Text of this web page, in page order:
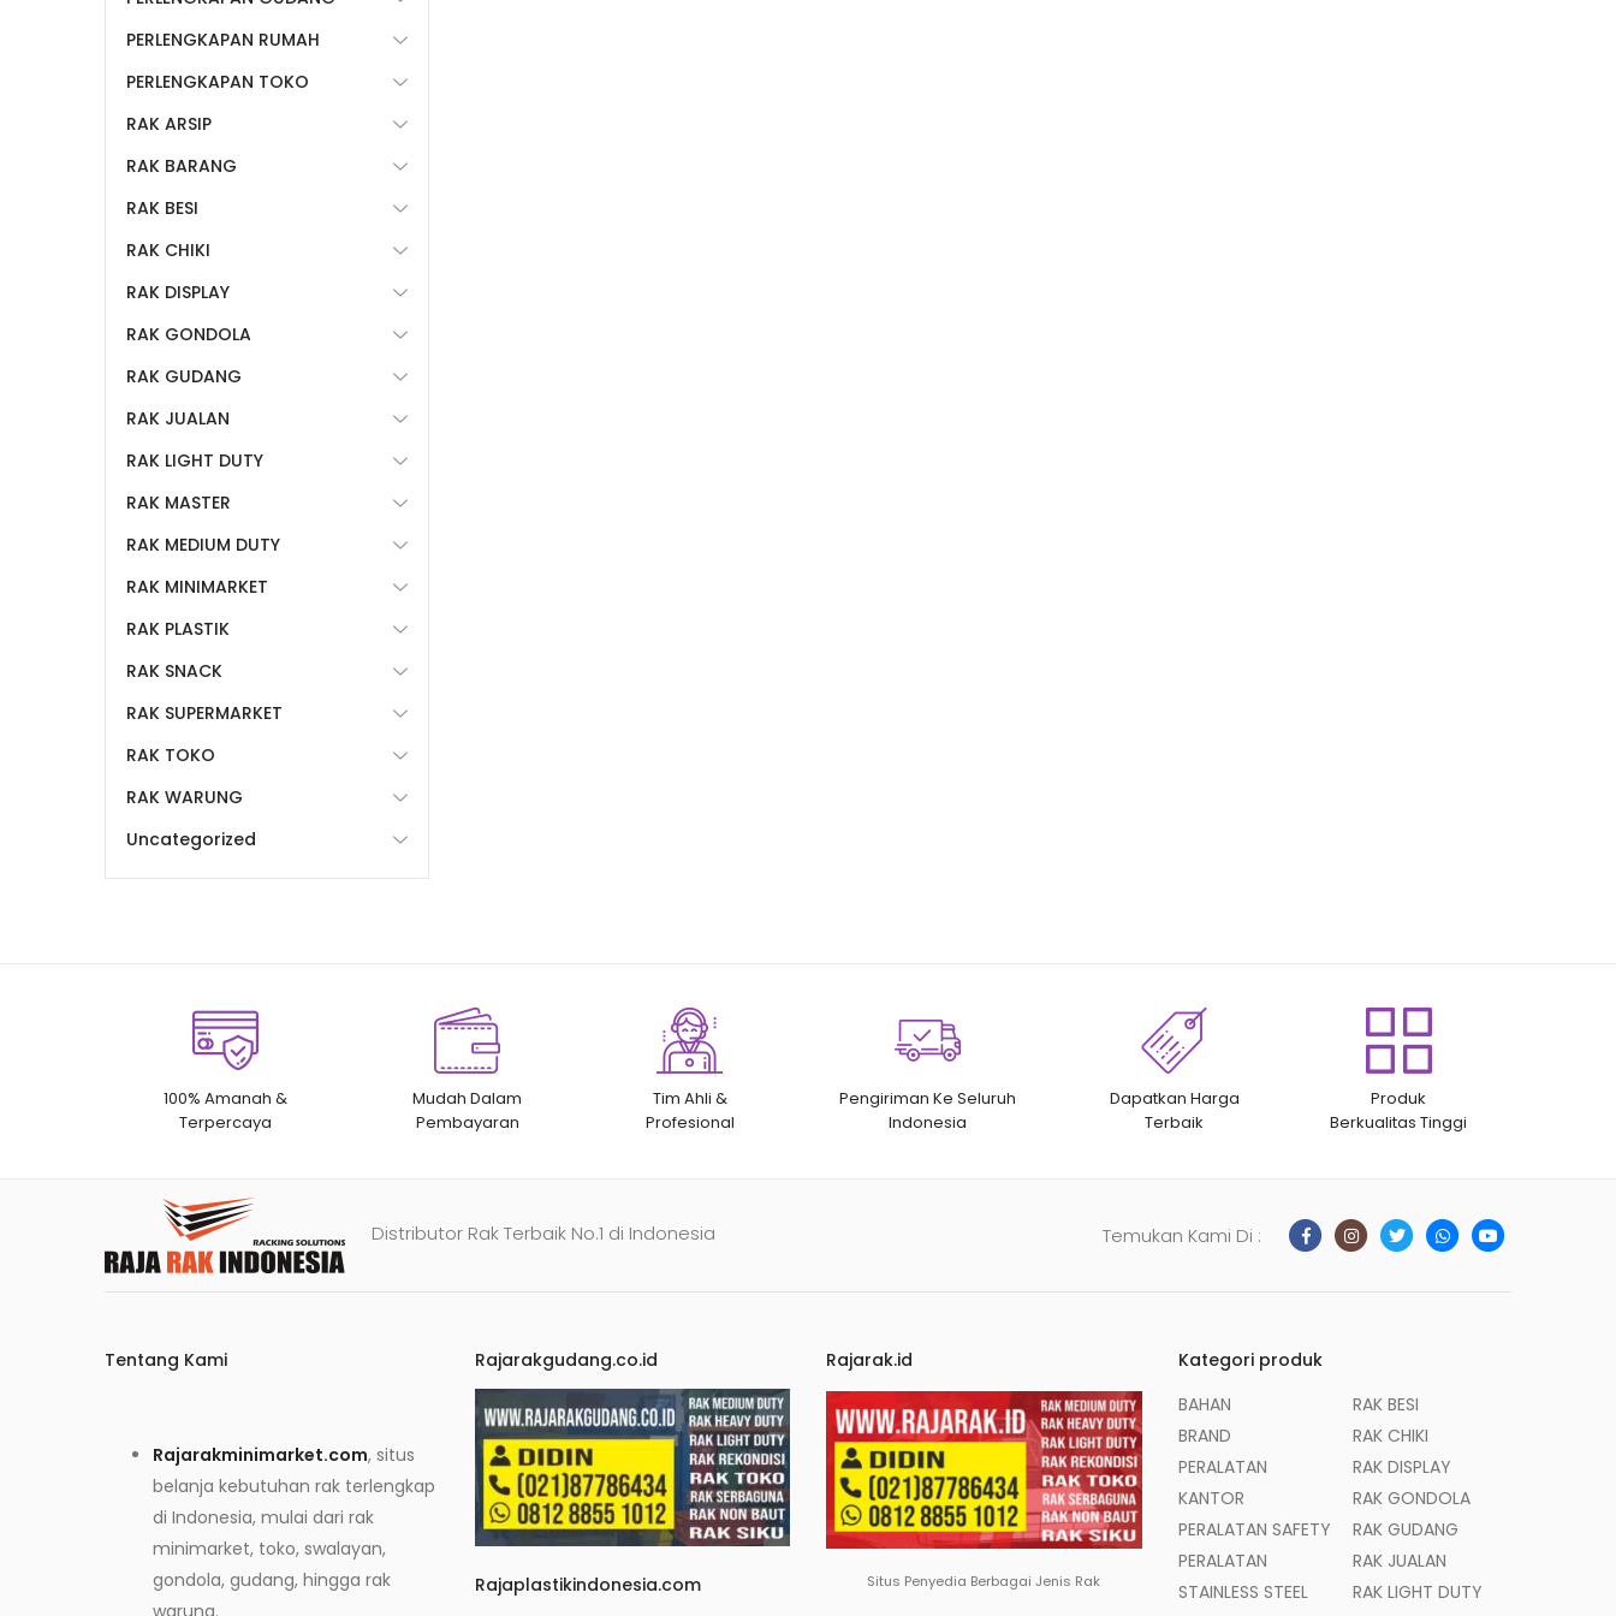
PERLENGKAPAN RUMAH
PERLENGKAPAN TOKO
RAK ARSIP
RAK BARANG
RAK BESI
RAK CHIKI
RAK DISPLAY
RAK GONDOLA
RAK GUDANG
RAK JUALAN
RAK LIGHT DUTY
RAK MASTER
RAK MEDIUM DUTY
RAK MINIMARKET
RAK PLASTIK
RAK SNACK
RAK SUPERMARKET
RAK TOKO
RAK WARUNG
Uncategorized
100% Amanah &
Terpercaya
Mudah Dalam
Pembayaran
Tim Ahli &
Profesional
Pengiriman Ke Seluruh
Indonesia
Dapatkan Harga
Terbaik
Produk
Berkualitas Tinggi
Distributor Rak Terbaik No.1 di Indonesia Temukan Kami Di :
Tentang Kami
Rajarakminimarket.com, situs
belanja kebutuhan rak terlengkap
di Indonesia, mulai dari rak
minimarket, toko, swalayan,
gondola, gudang, hingga rak
warung.
Rajarakgudang.co.id
Rajaplastikindonesia.com
Rajarak.id
Situs Penyedia Berbagai Jenis Rak
Kategori produk
BAHAN
BRAND
PERALATAN
KANTOR
PERALATAN SAFETY
PERALATAN
STAINLESS STEEL
RAK BESI
RAK CHIKI
RAK DISPLAY
RAK GONDOLA
RAK GUDANG
RAK JUALAN
RAK LIGHT DUTY